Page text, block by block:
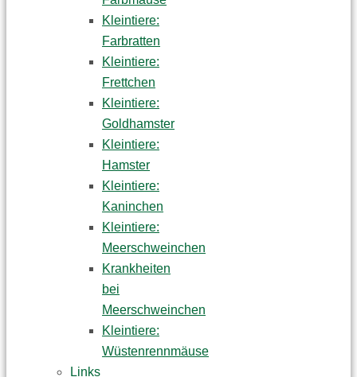
Kleintiere:
Farbratten
Kleintiere:
Frettchen
Kleintiere:
Goldhamster
Kleintiere:
Hamster
Kleintiere:
Kaninchen
Kleintiere:
Meerschweinchen
Krankheiten
bei
Meerschweinchen
Kleintiere:
Wüstenrennmäuse
Links